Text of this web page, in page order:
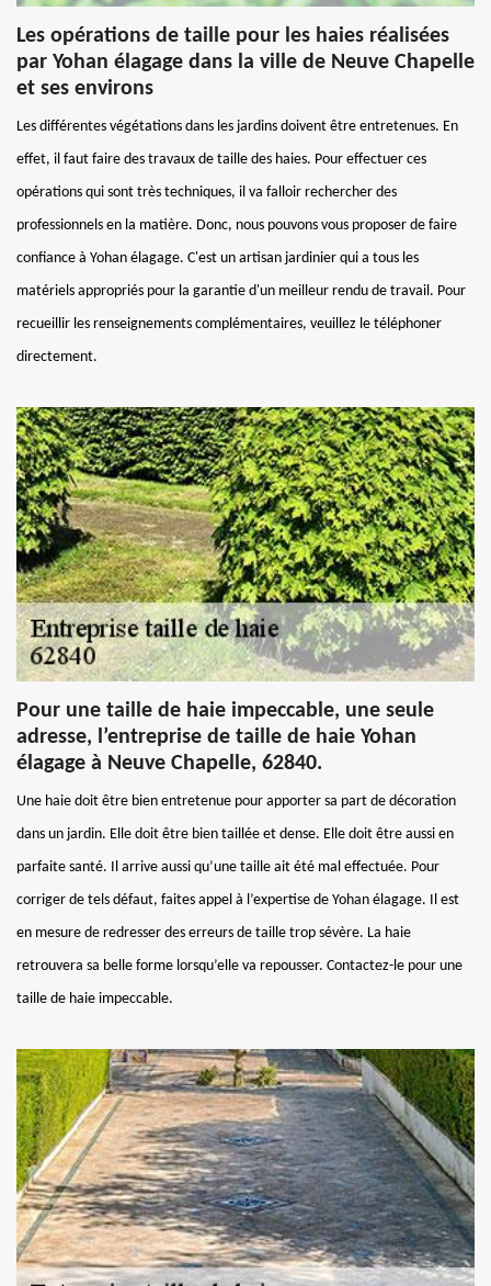
Les opérations de taille pour les haies réalisées
par Yohan élagage dans la ville de Neuve Chapelle
et ses environs
Les différentes végétations dans les jardins doivent être entretenues. En
effet, il faut faire des travaux de taille des haies. Pour effectuer ces
opérations qui sont très techniques, il va falloir rechercher des
professionnels en la matière. Donc, nous pouvons vous proposer de faire
confiance à Yohan élagage. C'est un artisan jardinier qui a tous les
matériels appropriés pour la garantie d'un meilleur rendu de travail. Pour
recueillir les renseignements complémentaires, veuillez le téléphoner
directement.
Pour une taille de haie impeccable, une seule
adresse, l’entreprise de taille de haie Yohan
élagage à Neuve Chapelle, 62840.
Une haie doit être bien entretenue pour apporter sa part de décoration
dans un jardin. Elle doit être bien taillée et dense. Elle doit être aussi en
parfaite santé. Il arrive aussi qu’une taille ait été mal effectuée. Pour
corriger de tels défaut, faites appel à l’expertise de Yohan élagage. Il est
en mesure de redresser des erreurs de taille trop sévère. La haie
retrouvera sa belle forme lorsqu’elle va repousser. Contactez-le pour une
taille de haie impeccable.